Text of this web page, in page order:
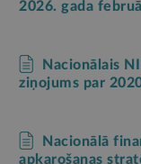
2026. gada
Nacionālais
ziņojums par
Nacionālā
apkarošanas